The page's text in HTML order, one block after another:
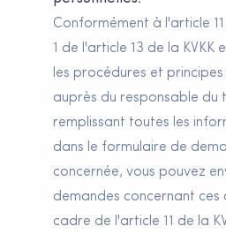
Conformément à l'article
1 de l'article 13 de la KVKK
les procédures et
auprès du responsable du
remplissant toutes les
dans le formulaire de
concernée, vous pouvez
demandes concernant ces
cadre de l'article 11 de la